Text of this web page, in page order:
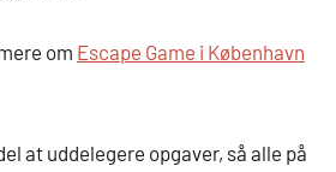
om Escape Game i København
at uddelegere opgaver, så alle på